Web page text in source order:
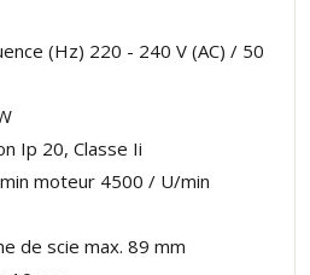
(Hz) 220 - 240 V (AC) / 50
Ip 20, Classe Ii
moteur 4500 / U/min
de scie max. 89 mm